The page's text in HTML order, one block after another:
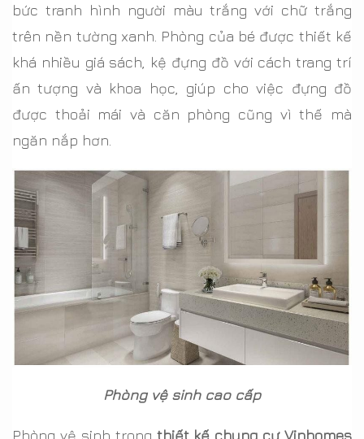
bức tranh hình người màu trắng với chữ trắng
trên nền tường xanh. Phòng của bé được thiết kế
khá nhiều giá sách, kệ đựng đồ với cách trang trí
ấn tượng và khoa học, giúp cho việc đựng đồ
được thoải mái và căn phòng cũng vì thế mà
ngăn nắp hơn.
Phòng vệ sinh cao cấp
Phòng vệ sinh trong thiết kế chung cư Vinhomes